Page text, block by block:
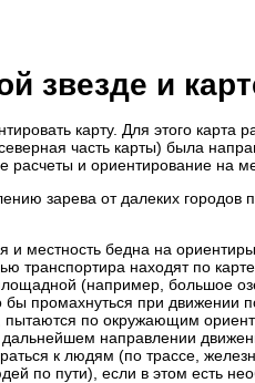
звезде и
карту. Для этого карта
часть карты) была
расчеты и ориентирование на
зарева от далеких городов
местность бедна на
находят по
(например, большое
промахнуться при движении
пытаются по окружающим
направлении
к людям (по трассе,
по пути), если в этом есть